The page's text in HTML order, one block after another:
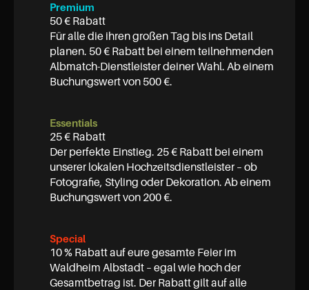
Premium
50 € Rabatt
Für alle die ihren großen Tag bis ins Detail
planen. 50 € Rabatt bei einem teilnehmenden
Albmatch-Dienstleister deiner Wahl. Ab einem
Buchungswert von 500 €.
Essentials
25 € Rabatt
Der perfekte Einstieg. 25 € Rabatt bei einem
unserer lokalen Hochzeitsdienstleister – ob
Fotografie, Styling oder Dekoration. Ab einem
Buchungswert von 200 €.
Special
10 % Rabatt auf eure gesamte Feier im
Waldheim Albstadt – egal wie hoch der
Gesamtbetrag ist. Der Rabatt gilt auf alle